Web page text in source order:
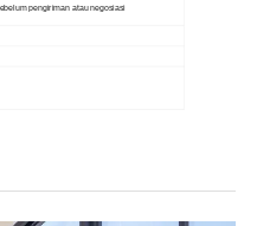
pengiriman atau negosiasi